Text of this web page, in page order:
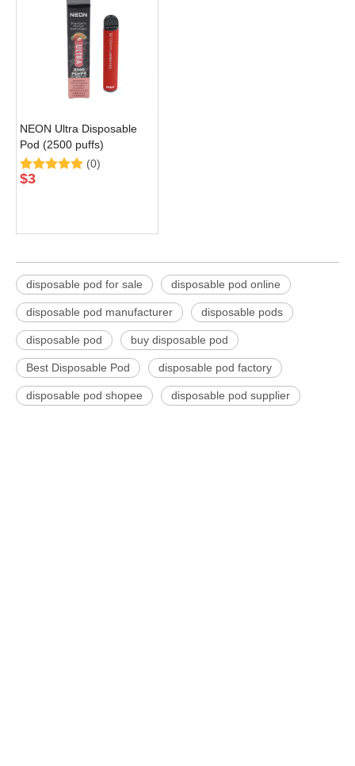
NEON Ultra Disposable
Pod (2500 puffs)
(0)
$3
disposable pod for sale disposable pod online
disposable pod manufacturer disposable pods
disposable pod buy disposable pod
Best Disposable Pod disposable pod factory
disposable pod shopee disposable pod supplier